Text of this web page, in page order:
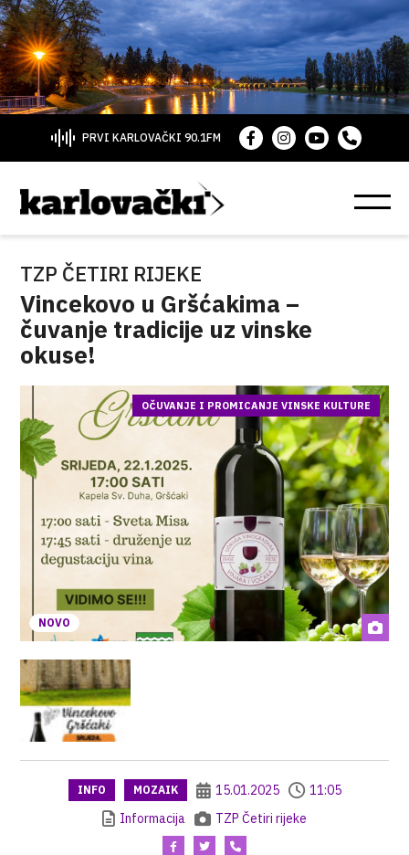
PRVI KARLOVAČKI 90.1FM
TZP ČETIRI RIJEKE
Vincekovo u Gršćakima –
čuvanje tradicije uz vinske
okuse!
NOVO
OČUVANJE I PROMICANJE VINSKE KULTURE
INFO MOZAIK 15.01.2025
11:05
Informacija
TZP Četiri rijeke